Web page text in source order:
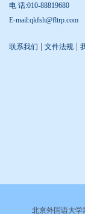
电 话:010-88819680
E-mail:qkfsh@fltrp.com
联系我们 文件法规
北京外国语大学